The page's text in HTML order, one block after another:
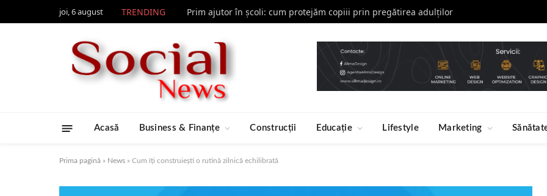
joi, 6 august TRENDING Prim ajutor în școli: cum protejăm copiii prin pregătirea adulților
Acasă Business & Finanțe Construcții Educație Lifestyle Marketing
Prima pagină » News » Cum îți construiești o rutină zilnică echilibrată